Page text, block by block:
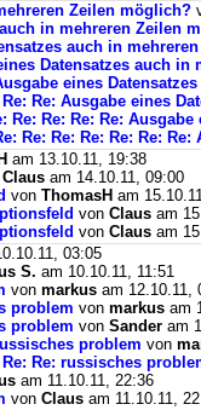
Zeilen möglich?
in mehreren Zeilen
auch in
Datensatzes auch
eines
Re: Re: Ausgabe eines
Re: Re: Re: Re:
Re: Re: Re: Re: Re:
am 13.10.11, 19:38
Claus am 14.10.11, 09:00
von ThomasH am
von Claus am
von Claus am
03:05
S. am 10.10.11, 11:51
von markus am 12.10.11,
problem von markus am
problem von Sander am
problem von
Re: Re: russisches
am 11.10.11, 22:36
von Claus am 11.10.11,